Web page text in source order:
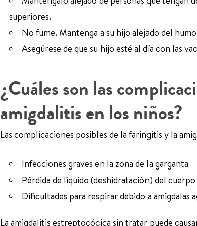
superiores.
No fume. Mantenga a su hijo alejado del
Asegúrese de que su hijo esté al día con las
¿Cuáles son las
amigdalitis en los niños?
Las complicaciones posibles de la faringitis y la
Infecciones graves en la zona de la garganta
Pérdida de líquido (deshidratación) del
Dificultades para respirar debido a amígdalas
La amigdalitis estreptocócica sin tratar puede